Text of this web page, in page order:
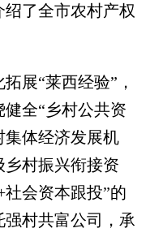
了全市农村产权
展“莱西经验”，
全“乡村公共资
集体经济发展机
乡村振兴衔接资
会资本跟投”的
村共富公司，承